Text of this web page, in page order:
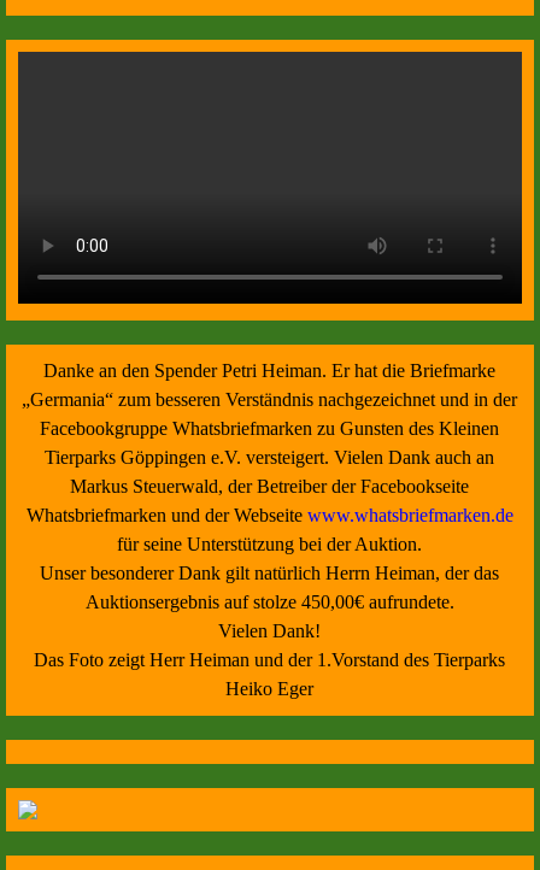
Danke an den Spender Petri Heiman. Er hat die Briefmarke
„Germania“ zum besseren Verständnis nachgezeichnet und in der
Facebookgruppe Whatsbriefmarken zu Gunsten des Kleinen
Tierparks Göppingen e.V. versteigert. Vielen Dank auch an
Markus Steuerwald, der Betreiber der Facebookseite
Whatsbriefmarken und der Webseite www.whatsbriefmarken.de
für seine Unterstützung bei der Auktion.
Unser besonderer Dank gilt natürlich Herrn Heiman, der das
Auktionsergebnis auf stolze 450,00€ aufrundete.
Vielen Dank!
Das Foto zeigt Herr Heiman und der 1.Vorstand des Tierparks
Heiko Eger